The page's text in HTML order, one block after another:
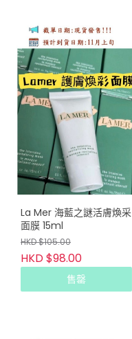
La Mer 海藍之謎活膚煥采
面膜 15ml
HKD $105.00
HKD $98.00
售罄